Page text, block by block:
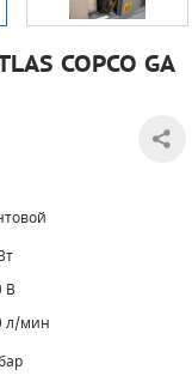
COPCO GA
В
л/мин